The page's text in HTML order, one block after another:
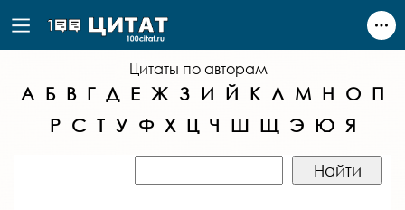
Цитаты по авторам
А Б В Г Д Е Ж З И Й К Л М Н О П
Р С Т У Ф Х Ц Ч Ш Щ Э Ю Я